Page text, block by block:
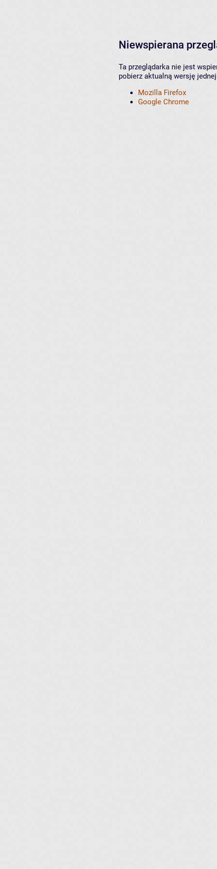
Niewspierana
Ta przeglądarka nie jest
pobierz aktualną wersję
Mozilla Firefox
Google Chrome